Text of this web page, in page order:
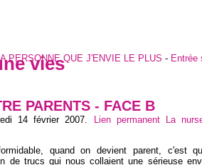
vies
PERSONNE QUE J'ENVIE LE PLUS - Entrée
PARENTS - FACE B
14 février 2007 Lien permanent
La
quand on devient parent, c'est
de trucs qui nous collaient une sérieuse